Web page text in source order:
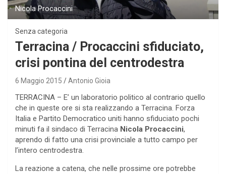
Nicola Procaccini
Senza categoria
Terracina / Procaccini sfiduciato,
crisi pontina del centrodestra
6 Maggio 2015 Antonio Gioia
TERRACINA – E’ un laboratorio politico al contrario quello
che in queste ore si sta realizzando a Terracina. Forza
Italia e Partito Democratico uniti hanno sfiduciato pochi
minuti fa il sindaco di Terracina Nicola Procaccini,
aprendo di fatto una crisi provinciale a tutto campo per
l’intero centrodestra.
La reazione a catena, che nelle prossime ore potrebbe